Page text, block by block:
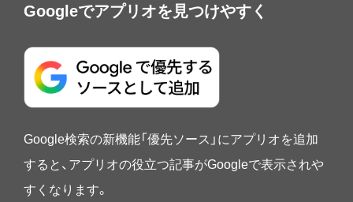
Googleでアプリオを見つけやすく
Google検索の新機能「優先ソース」にアプリオを追加
すると、アプリオの役立つ記事がGoogleで表示されや
すくなります。